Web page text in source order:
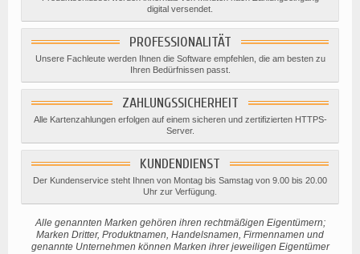
digital versendet.
PROFESSIONALITÄT
Unsere Fachleute werden Ihnen die Software empfehlen, die am besten zu
Ihren Bedürfnissen passt.
ZAHLUNGSSICHERHEIT
Alle Kartenzahlungen erfolgen auf einem sicheren und zertifizierten HTTPS-
Server.
KUNDENDIENST
Der Kundenservice steht Ihnen von Montag bis Samstag von 9.00 bis 20.00
Uhr zur Verfügung.
Alle genannten Marken gehören ihren rechtmäßigen Eigentümern;
Marken Dritter, Produktnamen, Handelsnamen, Firmennamen und
genannte Unternehmen können Marken ihrer jeweiligen Eigentümer